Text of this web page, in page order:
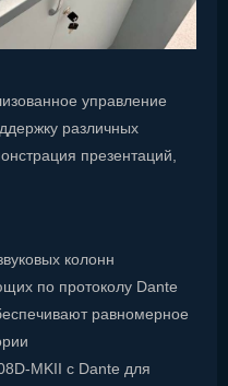
управление
различных
презентаций,
колонн
по протоколу Dante
равномерное
MKII с Dante для